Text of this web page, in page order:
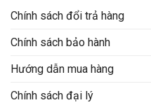
Chính sách đổi trả hàng
Chính sách bảo hành
Hướng dẫn mua hàng
Chính sách đại lý